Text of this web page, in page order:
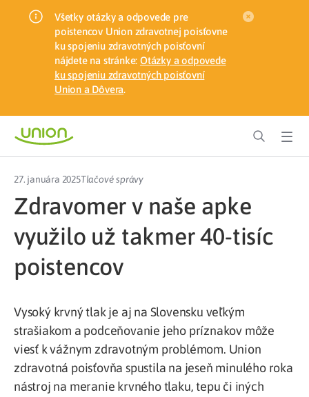
Všetky otázky a odpovede pre
poistencov Union zdravotnej poisťovne
ku spojeniu zdravotných poisťovní
nájdete na stránke: Otázky a odpovede
ku spojeniu zdravotných poisťovní
Union a Dôvera.
27. januára 2025Tlačové správy
Zdravomer v naše apke
využilo už takmer 40-tisíc
poistencov
Vysoký krvný tlak je aj na Slovensku veľkým
strašiakom a podceňovanie jeho príznakov môže
viesť k vážnym zdravotným problémom. Union
zdravotná poisťovňa spustila na jeseň minulého roka
nástroj na meranie krvného tlaku, tepu či iných